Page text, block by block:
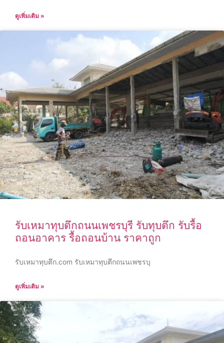
ดูเพิ่มเติม »
รับเหมาทุบตึกถนนเพชรบุรี รับทุบตึก รับรื้อ
ถอนอาคาร รื้อถอนบ้าน ราคาถูก
รับเหมาทุบตึก.com รับเหมาทุบตึกถนนเพชรบุ
ดูเพิ่มเติม »